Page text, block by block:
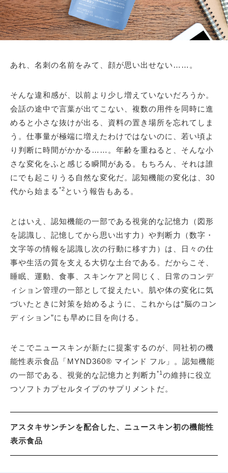
あれ、名刺の名前をみて、顔が思い出せない……。
そんな違和感が、以前より少し増えていないだろうか。
会話の途中で言葉が出てこない、複数の用件を同時に進
めると小さな抜けが出る、資料の置き場所を忘れてしま
う。仕事量が極端に増えたわけではないのに、若い頃よ
り判断に時間がかかる……。年齢を重ねると、そんな小
さな変化をふと感じる瞬間がある。もちろん、それは誰
にでも起こりうる自然な変化だ。認知機能の変化は、30
代から始まる *2 という報告もある。
とはいえ、認知機能の一部である視覚的な記憶力（図形
を認識し、記憶してから思い出す力）や判断力（数字・
文字等の情報を認識し次の行動に移す力）は、日々の仕
事や生活の質を支える大切な土台である。だからこそ、
睡眠、運動、食事、スキンケアと同じく、日常のコンデ
ィション管理の一部として捉えたい。肌や体の変化に気
づいたときに対策を始めるように、これからは“脳のコン
ディション”にも早めに目を向ける。
そこでニュースキンが新たに提案するのが、同社初の機
能性表示食品「MYND360® マインド フル」。認知機能
の一部である、視覚的な記憶力と判断力 *1 の維持に役立
つソフトカプセルタイプのサプリメントだ。
アスタキサンチンを配合した、ニュースキン初の機能性
表示食品